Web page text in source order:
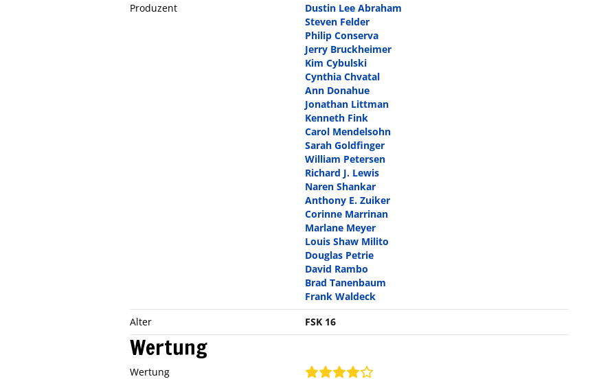
Produzent
Dustin Lee Abraham
Steven Felder
Philip Conserva
Jerry Bruckheimer
Kim Cybulski
Cynthia Chvatal
Ann Donahue
Jonathan Littman
Kenneth Fink
Carol Mendelsohn
Sarah Goldfinger
William Petersen
Richard J. Lewis
Naren Shankar
Anthony E. Zuiker
Corinne Marrinan
Marlane Meyer
Louis Shaw Milito
Douglas Petrie
David Rambo
Brad Tanenbaum
Frank Waldeck
Alter
FSK 16
Wertung
Wertung